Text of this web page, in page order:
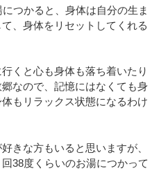
つかると、身体は自分の生ま
、身体をリセットしてくれる
くと心も身体も落ち着いたり
なので、記憶にはなくても身
もリラックス状態になるわけ
きな方もいると思いますが、
38度くらいのお湯につかって